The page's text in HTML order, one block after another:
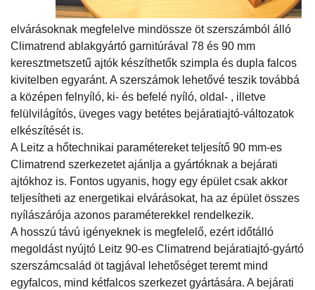
elvárásoknak megfelelve mindössze öt szerszámból álló
Climatrend ablakgyártó garnitúrával 78 és 90 mm
keresztmetszetű ajtók készíthetők szimpla és dupla falcos
kivitelben egyaránt. A szerszámok lehetővé teszik továbbá
a középen felnyíló, ki- és befelé nyíló, oldal- , illetve
felülvilágítós, üveges vagy betétes bejáratiajtó-változatok
elkészítését is.
A Leitz a hőtechnikai paramétereket teljesítő 90 mm-es
Climatrend szerkezetet ajánlja a gyártóknak a bejárati
ajtókhoz is. Fontos ugyanis, hogy egy épület csak akkor
teljesítheti az energetikai elvárásokat, ha az épület összes
nyílászárója azonos paraméterekkel rendelkezik.
A hosszú távú igényeknek is megfelelő, ezért időtálló
megoldást nyújtó Leitz 90-es Climatrend bejáratiajtó-gyártó
szerszámcsalád öt tagjával lehetőséget teremt mind
egyfalcos, mind kétfalcos szerkezet gyártására. A bejárati